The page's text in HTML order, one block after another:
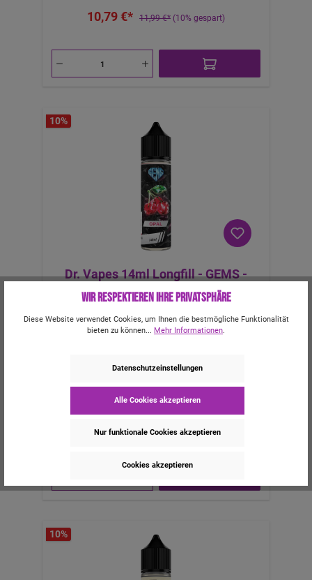
36ml Base auffüllen, um 60ml mit 3mg Nikotin
Liquid zu erhalten.Nicht pur dampfen!
Lieferumfang: 1x Dr. Vapes 14ml Longfill - GEMS
- Topaz
10,79 €* 11,99 €* (10% gespart)
10%
Dr. Vapes 14ml Longfill - GEMS -
Opal
Ein fruchtiges Kirscharoma aus reifen Kirschen.
Wie leuchtende Edelsteine gepflückt, für den
ein 60ml Longfill Aroma! Mit 46ml Base
auffüllen, um 60ml mit 3mg Nikotin Liquid zu
erhalten. Mit 20ml 18mg NicShot und 26ml Base
auffüllen, um 60ml mit 6mg Nikotin Liquid zu
(770,71 €* / 1000 ml)
10,79 €* 11,99 €* (10% gespart)
10%
Wir respektieren Ihre Privatsphäre
Diese Website verwendet Cookies, um Ihnen die bestmögliche Funktionalität
bieten zu können... Mehr Informationen.
Datenschutzeinstellungen
Alle Cookies akzeptieren
Nur funktionale Cookies akzeptieren
Cookies akzeptieren